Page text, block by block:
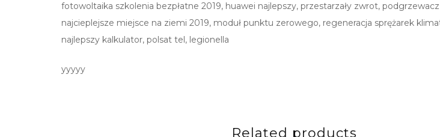
fotowoltaika szkolenia bezpłatne 2019, huawei najlepszy, przestarzały zwrot,
najcieplejsze miejsce na ziemi 2019, moduł punktu zerowego, regeneracja sprężarek
najlepszy kalkulator, polsat tel, legionella
yyyyy
Related products